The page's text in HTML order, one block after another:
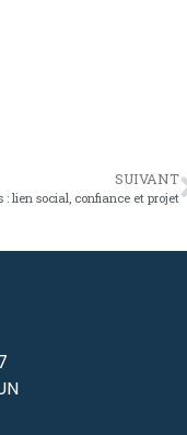
SUIVANT
: lien social, confiance et projet